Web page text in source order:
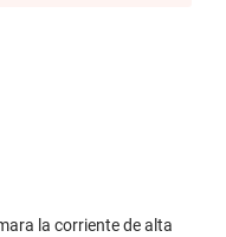
la corriente de alta